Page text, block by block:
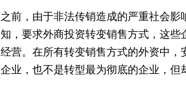
之前，由于非法传销造成的严重社会
知，要求外商投资转变销售方式，这些
经营。在所有转变销售方式的外资中
企业，也不是转型最为彻底的企业，但